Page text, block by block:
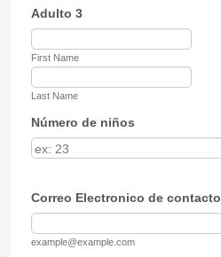
Adulto 3
First Name
Last Name
Número de niños
Correo Electronico de contacto
example@example.com